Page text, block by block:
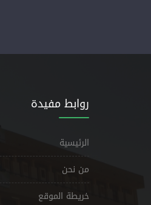
روابط مفيدة
الرئيسية
من نحن
خريطة الموقع